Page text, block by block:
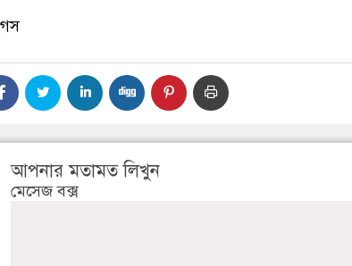
আপনার মতামত লিখুন
মেসেজ বক্স